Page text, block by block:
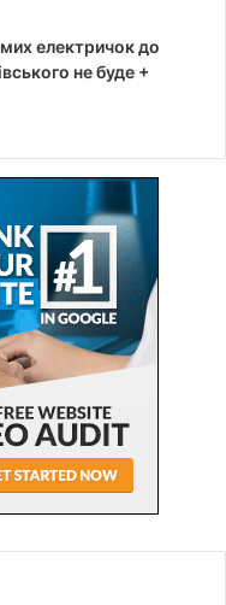
електричок до
не буде +